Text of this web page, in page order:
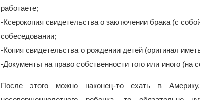
работаете;
-Ксерокопия свидетельства о заключении брака (с
собеседовании;
-Копия свидетельства о рождении детей (оригинал
-Документы на право собственности того или иного (на
После этого можно наконец-то ехать в